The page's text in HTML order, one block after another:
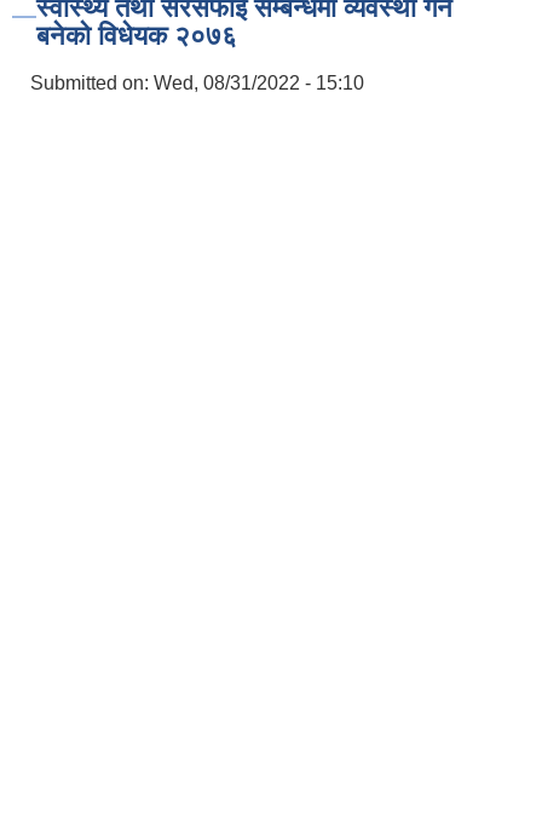
स्वास्थ्य तथा सरसफाई सम्बन्धमा व्यवस्था गर्न
बनेको विधेयक २०७६
Submitted on: Wed, 08/31/2022 - 15:10